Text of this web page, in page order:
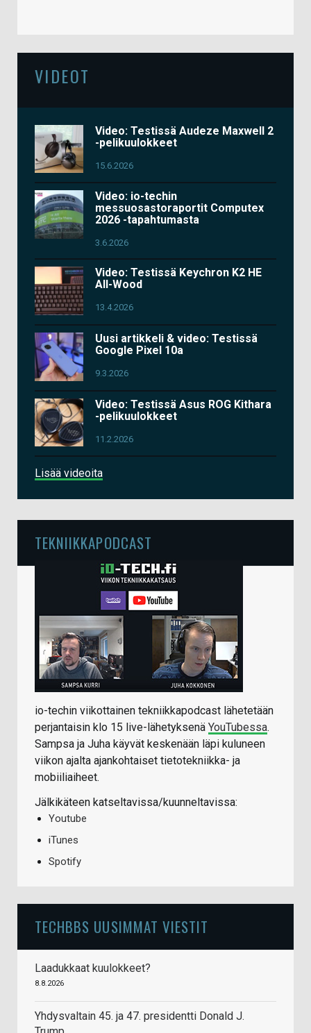
VIDEOT
Video: Testissä Audeze Maxwell 2
-pelikuulokkeet
15.6.2026
Video: io-techin
messuosastoraportit Computex
2026 -tapahtumasta
3.6.2026
Video: Testissä Keychron K2 HE
All-Wood
13.4.2026
Uusi artikkeli & video: Testissä
Google Pixel 10a
9.3.2026
Video: Testissä Asus ROG Kithara
-pelikuulokkeet
11.2.2026
Lisää videoita
TEKNIIKKAPODCAST
io-techin viikottainen tekniikkapodcast lähetetään
perjantaisin klo 15 live-lähetyksenä YouTubessa.
Sampsa ja Juha käyvät keskenään läpi kuluneen
viikon ajalta ajankohtaiset tietotekniikka- ja
mobiiliaiheet.
Jälkikäteen katseltavissa/kuunneltavissa:
Youtube
iTunes
Spotify
TECHBBS UUSIMMAT VIESTIT
Laadukkaat kuulokkeet?
8.8.2026
Yhdysvaltain 45. ja 47. presidentti Donald J.